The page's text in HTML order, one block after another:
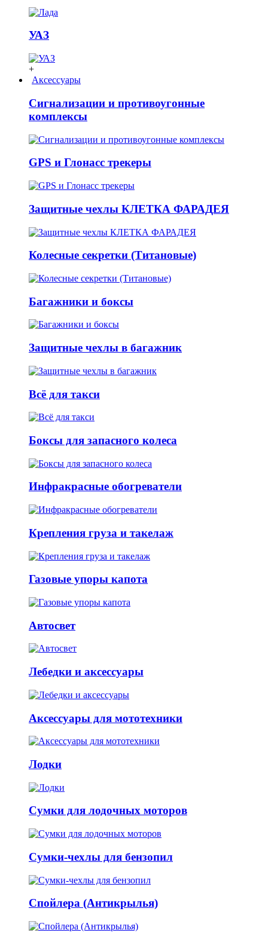
УАЗ
+
Аксессуары
Сигнализации и противоугонные
комплексы
GPS и Глонасс трекеры
Защитные чехлы КЛЕТКА ФАРАДЕЯ
Колесные секретки (Титановые)
Багажники и боксы
Защитные чехлы в багажник
Всё для такси
Боксы для запасного колеса
Инфракрасные обогреватели
Крепления груза и такелаж
Газовые упоры капота
Автосвет
Лебедки и аксессуары
Аксессуары для мототехники
Лодки
Сумки для лодочных моторов
Сумки-чехлы для бензопил
Спойлера (Антикрылья)